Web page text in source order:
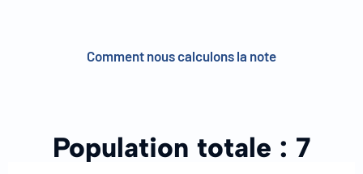
Comment nous calculons la note
Population totale : 7